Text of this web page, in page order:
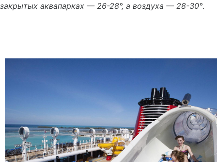
закрытых аквапарках — 26-28°, а воздуха — 28-30°.